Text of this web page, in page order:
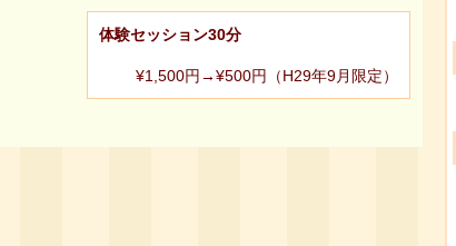
体験セッション30分
¥1,500円→¥500円（H29年9月限定）